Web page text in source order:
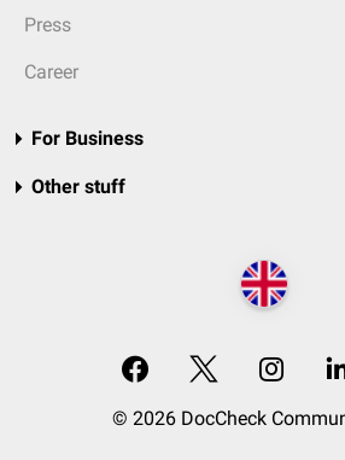
Press
Career
For Business
Other stuff
© 2026 DocCheck